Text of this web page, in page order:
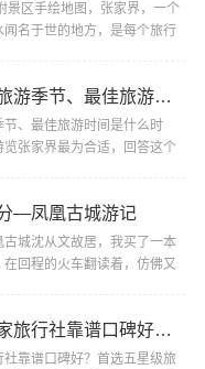
景区手绘地图，张家界，一个
名于世的地方，是每个旅行
张家界旅游最佳旅游季节、最佳旅游时间是什么时候？
、最佳旅游时间是什么时
张家界最为合适，回答这个
—凤凰古城游记
城沈从文故居，我买了一本
回程的火车翻读着，仿佛又
去张家界旅游哪家旅行社靠谱口碑好？首选五星级旅行社，名单及张家界五星级旅行社联系电话
靠谱口碑好？首选五星级旅